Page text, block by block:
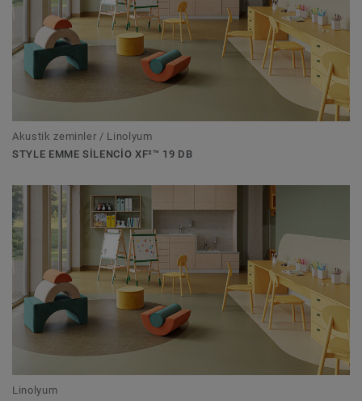
Akustik zeminler / Linolyum
STYLE EMME SILENCIO XF²™ 19 DB
Linolyum